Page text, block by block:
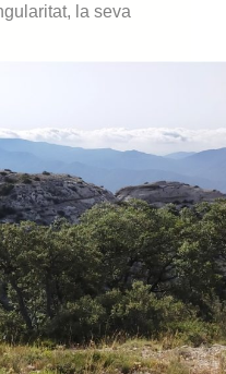
la seva